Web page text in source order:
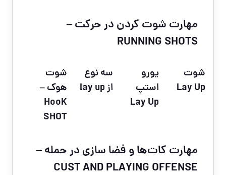
مهارت شوت کردن در حرکت –
RUNNING SHOTS
شوت
Lay Up
یورو
استپ
Lay Up
سه نوع
از lay up
شوت
هوک –
HooK
SHOT
مهارت کات‌ها و فضا سازی در حمله –
CUST AND PLAYING OFFENSE